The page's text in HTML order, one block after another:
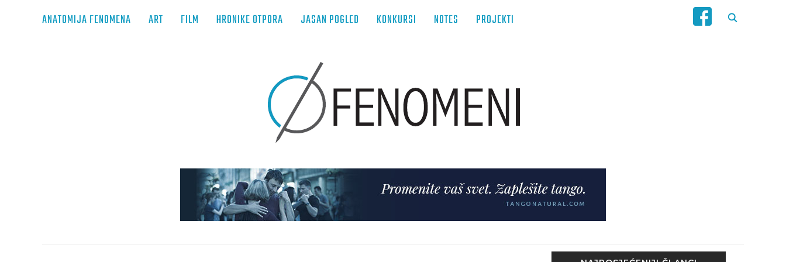
ANATOMIJA FENOMENA ART FILM HRONIKE OTPORA JASAN POGLED KONKURSI NOTES PROJEKTI